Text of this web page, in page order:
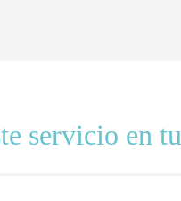
servicio en tu